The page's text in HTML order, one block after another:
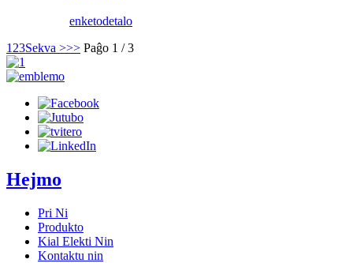
enketodetalo
1 23Sekva >>> Paĝo 1 / 3
Hejmo
Pri Ni
Produkto
Kial Elekti Nin
Kontaktu nin